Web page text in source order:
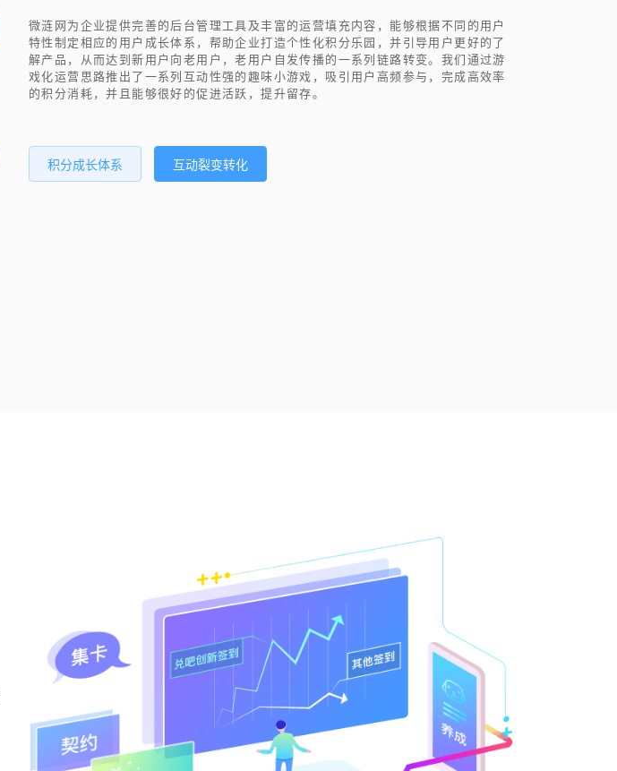
微涟网为企业提供完善的后台管理工具及丰富的运营填充内容，能够根据不同的用户
特性制定相应的用户成长体系，帮助企业打造个性化积分乐园，并引导用户更好的了
解产品，从而达到新用户向老用户，老用户自发传播的一系列链路转变。我们通过游
戏化运营思路推出了一系列互动性强的趣味小游戏，吸引用户高频参与，完成高效率
的积分消耗，并且能够很好的促进活跃，提升留存。
积分成长体系 互动裂变转化